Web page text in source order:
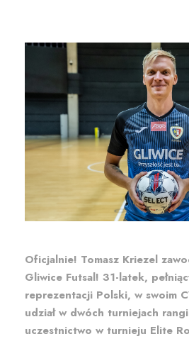
Oficjalnie! Tomasz Kriezel
Gliwice Futsal! 31-latek,
reprezentacji Polski, w swoim
udział w dwóch turniejach
uczestnictwo w turnieju Elite